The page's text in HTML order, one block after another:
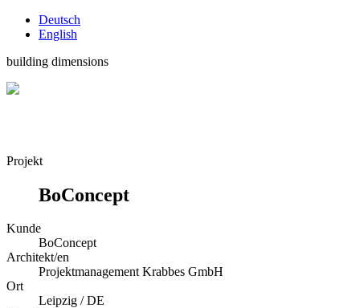
Deutsch
English
building dimensions
Projekt
BoConcept
Kunde
BoConcept
Architekt/en
Projektmanagement Krabbes GmbH
Ort
Leipzig / DE